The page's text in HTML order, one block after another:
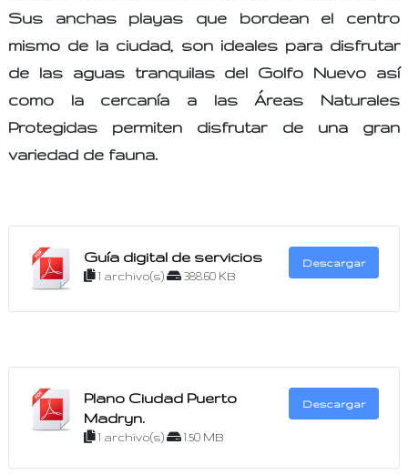
Sus anchas playas que bordean el centro
mismo de la ciudad, son ideales para disfrutar
de las aguas tranquilas del Golfo Nuevo así
como la cercanía a las Áreas Naturales
Protegidas permiten disfrutar de una gran
variedad de fauna.
Guía digital de servicios
1 archivo(s) 388.60 KB
Descargar
Plano Ciudad Puerto
Madryn.
1 archivo(s) 1.50 MB
Descargar